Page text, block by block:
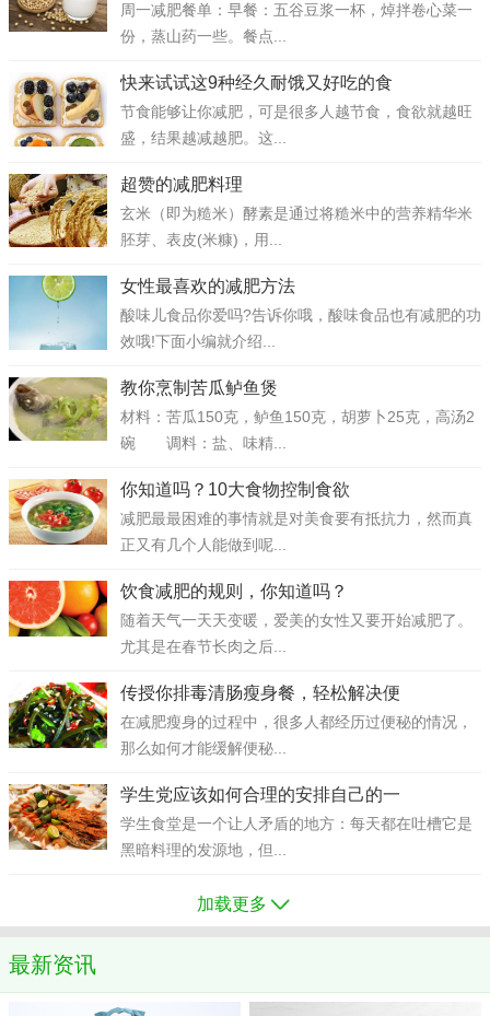
周一减肥餐单：早餐：五谷豆浆一杯，焯拌卷心菜一
份，蒸山药一些。餐点...
快来试试这9种经久耐饿又好吃的食
节食能够让你减肥，可是很多人越节食，食欲就越旺
盛，结果越减越肥。这...
超赞的减肥料理
玄米（即为糙米）酵素是通过将糙米中的营养精华米
胚芽、表皮(米糠)，用...
女性最喜欢的减肥方法
酸味儿食品你爱吗?告诉你哦，酸味食品也有减肥的功
效哦!下面小编就介绍...
教你烹制苦瓜鲈鱼煲
材料：苦瓜150克，鲈鱼150克，胡萝卜25克，高汤2
碗 调料：盐、味精...
你知道吗？10大食物控制食欲
减肥最最困难的事情就是对美食要有抵抗力，然而真
正又有几个人能做到呢...
饮食减肥的规则，你知道吗？
随着天气一天天变暖，爱美的女性又要开始减肥了。
尤其是在春节长肉之后...
传授你排毒清肠瘦身餐，轻松解决便
在减肥瘦身的过程中，很多人都经历过便秘的情况，
那么如何才能缓解便秘...
学生党应该如何合理的安排自己的一
学生食堂是一个让人矛盾的地方：每天都在吐槽它是
黑暗料理的发源地，但...
加载更多
最新资讯